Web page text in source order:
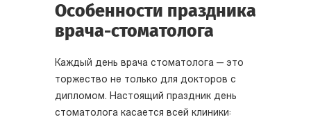
Особенности праздника
врача-стоматолога
Каждый день врача стоматолога — это
торжество не только для докторов с
дипломом. Настоящий праздник день
стоматолога касается всей клиники: